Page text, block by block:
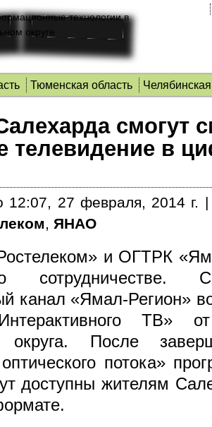
Тюменская область
смогут
телевидение в
12:07, 27 февраля, 2014 г.
, ЯНАО
и ОГТРК
канал «Ямал-Регион»
ТВ»
округа. После
оптического потока»
доступны жителям